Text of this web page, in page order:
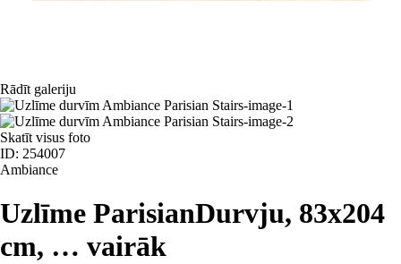
Rādīt galeriju
Skatīt visus foto
ID: 254007
Ambiance
Uzlīme ParisianDurvju, 83x204
cm, … vairāk